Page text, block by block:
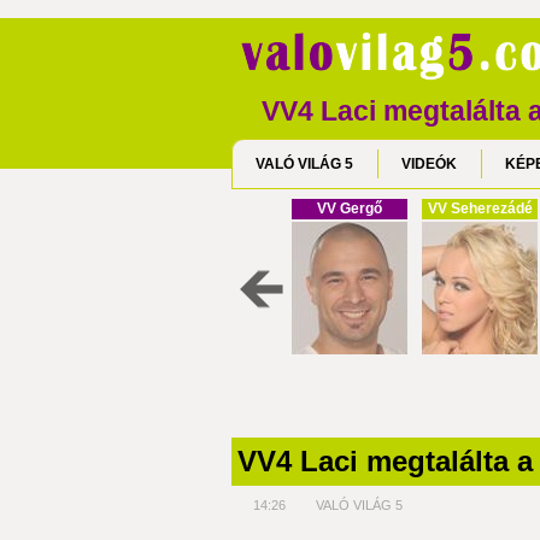
VV4 Laci megtalálta
VALÓ VILÁG 5 VIDEÓK
VV Gergő VV Seherezádé
VV4 Laci megtalálta
14:26 VALÓ VILÁG 5